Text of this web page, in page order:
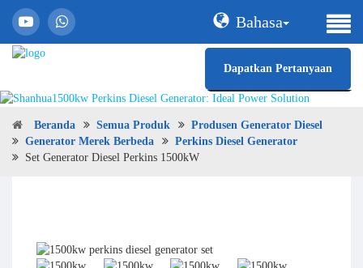
Bahasa
Dapatkan Pertanyaan
Beranda Semua Produk
Produsen Generator Diesel
Generator Merek Berbeda
Perkins Diesel Generator
Set Generator Diesel Perkins 1500kW